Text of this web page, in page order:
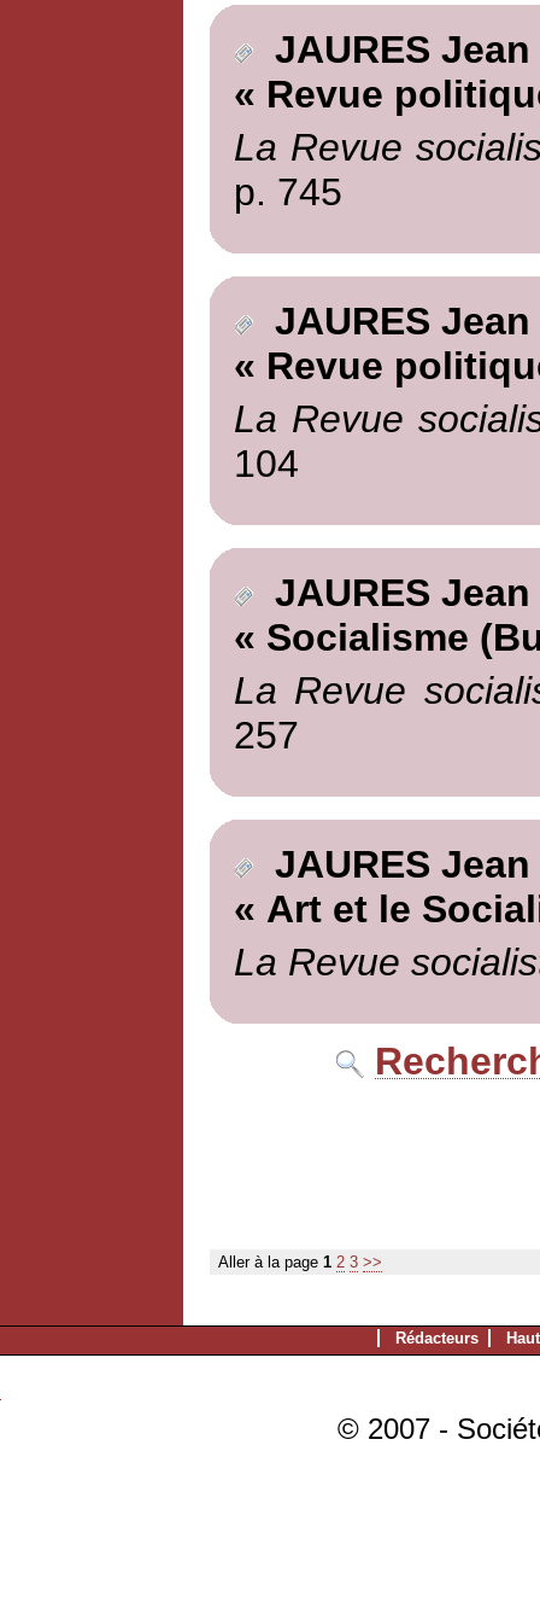
JAURES Jean
« Revue
La Revue
p. 745
JAURES Jean
« Revue
La Revue
104
JAURES Jean
« Socialisme
La Revue
257
JAURES Jean
« Art et le
La Revue
Aller à la page 1 2 3 >>
Rédacteurs
© 2007 -